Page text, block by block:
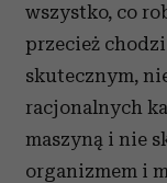
wszystko, co
przecież
skutecznym,
racjonalnych
maszyną i nie
organizmem i